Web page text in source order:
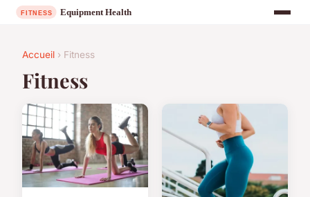
Accueil › Fitness
Fitness